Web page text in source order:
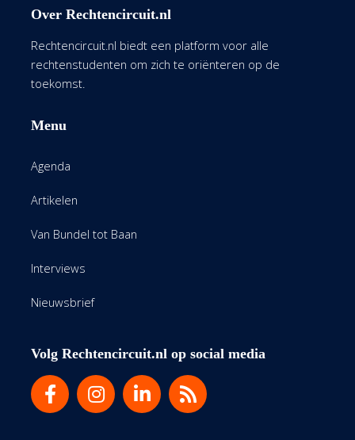
Over Rechtencircuit.nl
Rechtencircuit.nl biedt een platform voor alle
rechtenstudenten om zich te oriënteren op de
toekomst.
Menu
Agenda
Artikelen
Van Bundel tot Baan
Interviews
Nieuwsbrief
Volg Rechtencircuit.nl op social media